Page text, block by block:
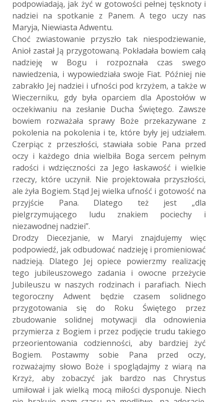
podpowiadają, jak żyć w gotowości pełnej tęsknoty i
nadziei na spotkanie z Panem. A tego uczy nas
Maryja, Niewiasta Adwentu.
Choć zwiastowanie przyszło tak niespodziewanie,
Anioł zastał Ją przygotowaną. Pokładała bowiem całą
nadzieję w Bogu i rozpoznała czas swego
nawiedzenia, i wypowiedziała swoje Fiat. Później nie
zabrakło Jej nadziei i ufności pod krzyżem, a także w
Wieczerniku, gdy była oparciem dla Apostołów w
oczekiwaniu na zesłanie Ducha Świętego. Zawsze
bowiem rozważała sprawy Boże przekazywane z
pokolenia na pokolenia i te, które były jej udziałem.
Czerpiąc z przeszłości, stawiała sobie Pana przed
oczy i każdego dnia wielbiła Boga sercem pełnym
radości i wdzięczności za Jego łaskawość i wielkie
rzeczy, które uczynił. Nie projektowała przyszłości,
ale żyła Bogiem. Stąd Jej wielka ufność i gotowość na
przyjście Pana. Dlatego też jest „dla
pielgrzymującego ludu znakiem pociechy i
niezawodnej nadziei”.
Drodzy Diecezjanie, w Maryi znajdujemy więc
podpowiedź, jak odbudować nadzieję i promieniować
nadzieją. Dlatego Jej opiece powierzmy realizację
tego jubileuszowego zadania i owocne przeżycie
Jubileuszu w naszych rodzinach i parafiach. Niech
tegoroczny Adwent będzie czasem solidnego
przygotowania się do Roku Świętego przez
zbudowanie solidnej motywacji dla odnowienia
przymierza z Bogiem i przez podjęcie trudu takiego
przeorientowania codzienności, aby bardziej żyć
Bogiem. Postawmy sobie Pana przed oczy,
rozważajmy słowo Boże i spoglądajmy z wiarą na
Krzyż, aby zobaczyć jak bardzo nas Chrystus
umiłował i jak wielką mocą miłości dysponuje. Niech